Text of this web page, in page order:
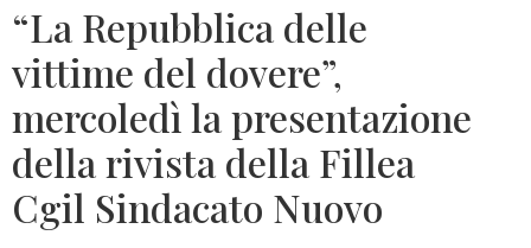
“La Repubblica delle
vittime del dovere”,
mercoledì la presentazione
della rivista della Fillea
Cgil Sindacato Nuovo